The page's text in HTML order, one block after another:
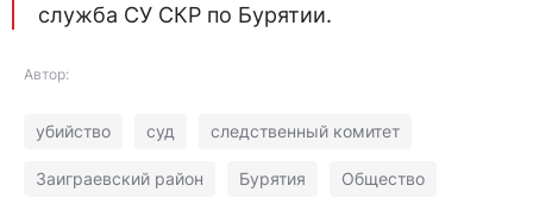
служба СУ СКР по Бурятии.
Автор:
убийство суд следственный комитет
Заиграевский район Бурятия Общество